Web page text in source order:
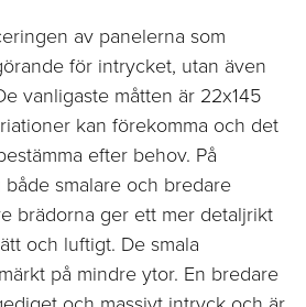
av panelerna som
för intrycket, utan även
vanligaste måtten är 22x145
kan förekomma och det
efter behov. På
smalare och bredare
brädorna ger ett mer detaljrikt
och luftigt. De smala
på mindre ytor. En bredare